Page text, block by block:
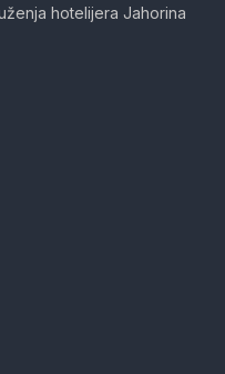
hotelijera Jahorina